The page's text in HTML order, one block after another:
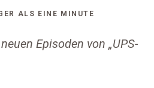
ALS EINE MINUTE
Episoden von „UPS-